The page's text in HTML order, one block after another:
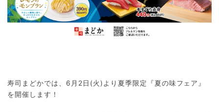
寿司まどかでは、6月2日(火)より夏季限定『夏の味フェア』
を開催します！